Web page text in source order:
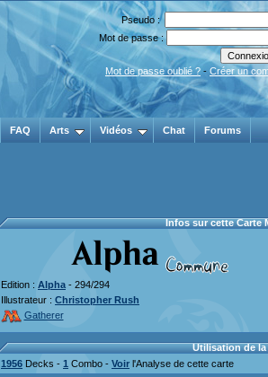
Pseudo :
Mot de passe :
Mot de passe oublié ? - Créer un
FAQ Arts Vidéos Chat Forums
Infos sur cette Carte
Edition : Alpha - 294/294
Illustrateur : Christopher Rush
Gatherer
Utilisation de la
1956 Decks - 1 Combo - Voir l'Analyse de cette carte